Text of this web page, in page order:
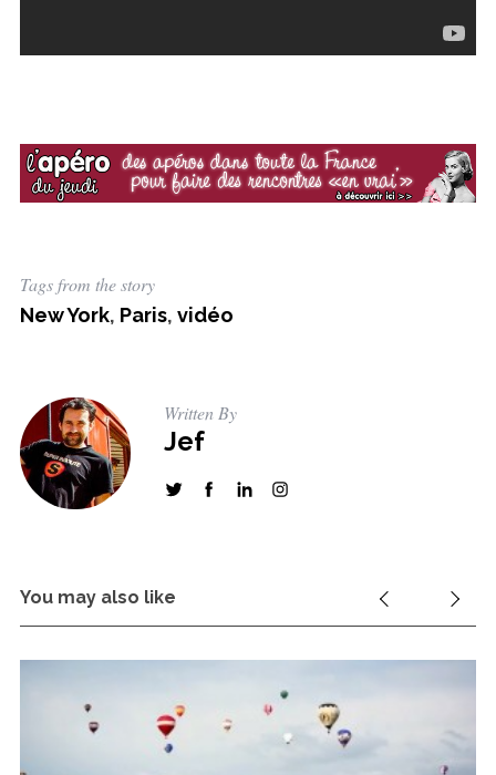
Tags from the story
New York, Paris, vidéo
Written By
Jef
You may also like